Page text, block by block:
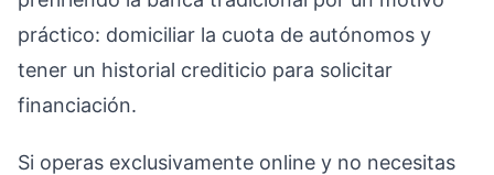
práctico: domiciliar la cuota de autónomos y
tener un historial crediticio para solicitar
financiación.
Si operas exclusivamente online y no necesitas